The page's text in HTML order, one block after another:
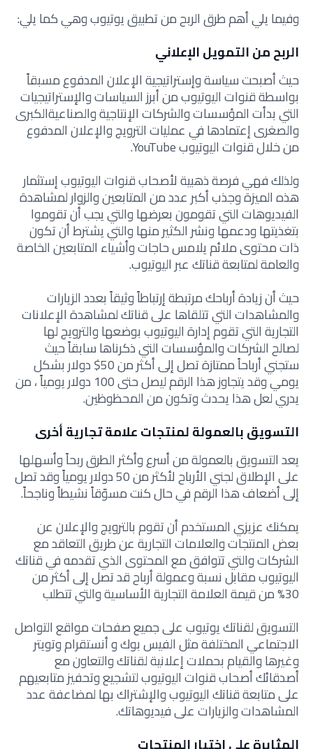
وفيما يلي أهم طرق الربح من تطبيق يوتيوب وهي كما يلي:
الربح من التمويل الإعلاني
حيث أصبحت سياسة وإستراتيجية الإعلان المدفوع مسبقاً
بواسطة قنوات اليوتيوب من أبرز السياسات والإستراتيجيات
التي بدأت المؤسسات والشركات الإنتاجية والصناعيةالكبرى
والصغرى إعتمادها في عمليات الترويج والإعلان المدفوع
من خلال قنوات اليوتيوب YouTube.
ولذلك فهي فرصة ذهبية لأصحاب قنوات اليوتيوب إستثمار
هذه الميزة وجذب أكبر عدد من المتابعين والزوار لمشاهدة
الفيديوهات التي تقومون بعرضها والتي يجب أن تقوموا
بتغذيتها ودعمها ونشر الكثير منها والتي يشترط أن تكون
ذات محتوى ملائم يلامس حاجات وأشياء المتابعين الخاصة
والعامة لمتابعة قناتك عبر اليوتيوب.
حيث أن زيادة أرباحك مرتبطة إرتباطاً وثيقاً بعدد الزيارات
والمشاهدات التي تتلقاها على قناتك لمشاهدة الإعلانات
التجارية التي تقوم إدارة اليوتيوب بوضعها والترويج لها
لصالح الشركات والمؤسسات التي ذكرناها سابقاً حيث
ستجني أرباحاً ممتازة تصل إلى أكثر من 50$ دولار بشكل
يومي وقد يتجاوز هذا الرقم ليصل حتى 100 دولار يومياً ، من
يدري لعل هذا يحدث وتكون من المحظوظين.
التسويق بالعمولة لمنتجات علامة تجارية أخرى
يعد التسويق بالعمولة من أسرع وأكثر الطرق ربحاً وأسهلها
على الإطلاق لجني الأرباح لأكثر من 50 دولار يومياً وقد تصل
إلى أضعاف هذا الرقم في حال كنت مسوّقاً نشيطاً وناجحاً.
يمكنك عزيزي المستخدم أن تقوم بالترويج والإعلان عن
بعض المنتجات والعلامات التجارية عن طريق التعاقد مع
الشركات والتي تتوافق مع المحتوى الذي تقدمه في قناتك
اليوتيوب مقابل نسبة وعمولة أرباح قد تصل إلى أكثر من
30% من قيمة العلامة التجارية الأساسية والتي تتطلب
التسويق لقناتك يوتيوب على جميع صفحات مواقع التواصل
الاجتماعي المختلفة مثل الفيس بوك و أنستقرام وتويتر
وغيرها والقيام بحملات إعلانية لقناتك والتعاون مع
أصدقائك أصحاب قنوات اليوتيوب لتشجيع وتحفيز متابعيهم
على متابعة قناتك اليوتيوب والإشتراك بها لمضاعفة عدد
المشاهدات والزيارات على فيديوهاتك.